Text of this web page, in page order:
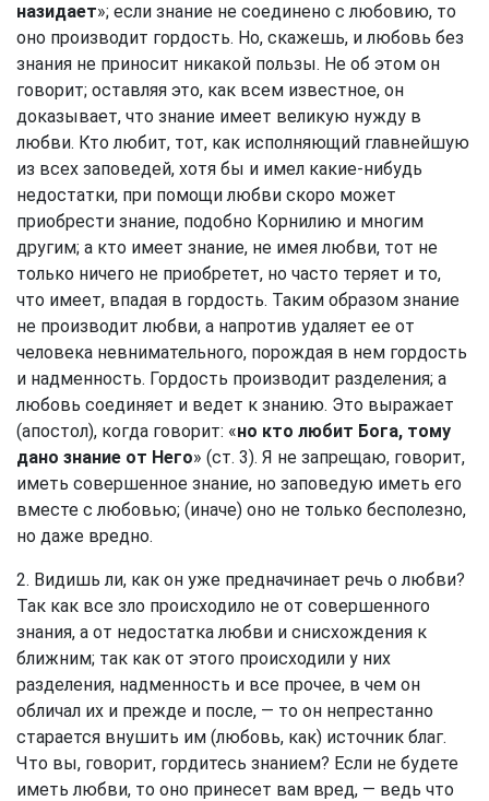
назидает»; если знание не соединено с любовию, то
оно производит гордость. Но, скажешь, и любовь без
знания не приносит никакой пользы. Не об этом он
говорит; оставляя это, как всем известное, он
доказывает, что знание имеет великую нужду в
любви. Кто любит, тот, как исполняющий главнейшую
из всех заповедей, хотя бы и имел какие-нибудь
недостатки, при помощи любви скоро может
приобрести знание, подобно Корнилию и многим
другим; а кто имеет знание, не имея любви, тот не
только ничего не приобретет, но часто теряет и то,
что имеет, впадая в гордость. Таким образом знание
не производит любви, а напротив удаляет ее от
человека невнимательного, порождая в нем гордость
и надменность. Гордость производит разделения; а
любовь соединяет и ведет к знанию. Это выражает
(апостол), когда говорит: «но кто любит Бога, тому
дано знание от Него» (ст. 3). Я не запрещаю, говорит,
иметь совершенное знание, но заповедую иметь его
вместе с любовью; (иначе) оно не только бесполезно,
но даже вредно.
2. Видишь ли, как он уже предначинает речь о любви?
Так как все зло происходило не от совершенного
знания, а от недостатка любви и снисхождения к
ближним; так как от этого происходили у них
разделения, надменность и все прочее, в чем он
обличал их и прежде и после, — то он непрестанно
старается внушить им (любовь, как) источник благ.
Что вы, говорит, гордитесь знанием? Если не будете
иметь любви, то оно принесет вам вред, — ведь что